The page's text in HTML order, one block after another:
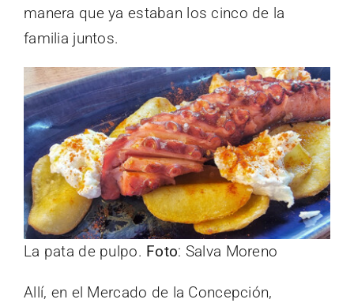
manera que ya estaban los cinco de la
familia juntos.
La pata de pulpo. Foto: Salva Moreno
Allí, en el Mercado de la Concepción,